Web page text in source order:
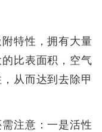
特性，拥有大量
比表面积，空气
从而达到去除甲
注意：一是活性